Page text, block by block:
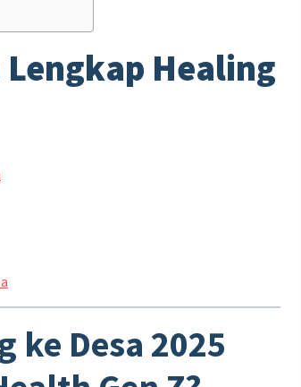
Healing
ke Desa 2025